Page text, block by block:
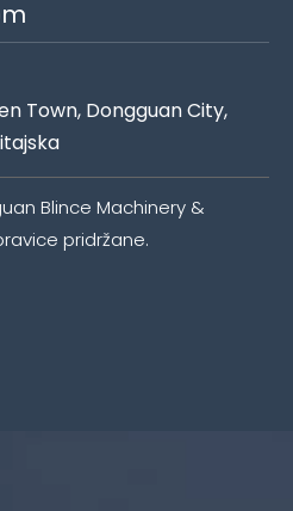
Town, Dongguan City,
Blince Machinery &
pridržane.